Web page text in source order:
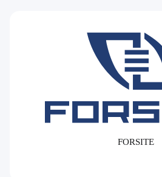
FORSITE